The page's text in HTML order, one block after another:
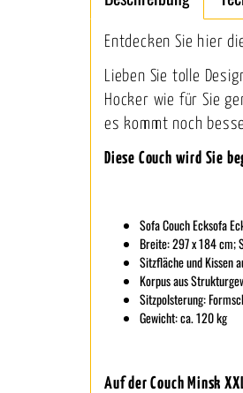
Entdecken Sie hier
Lieben Sie tolle
Hocker wie für Sie
es kommt noch
Diese Couch wird Sie
Sofa Couch Ecksofa
Breite: 297 x 184 cm;
Sitzfläche und Kissen
Korpus aus
Sitzpolsterung:
Gewicht: ca. 120 kg
Auf der Couch Minsk